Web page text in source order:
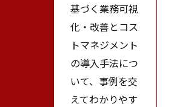
基づく業務可視
化・改善とコス
トマネジメント
の導入手法につ
いて、事例を交
えてわかりやす